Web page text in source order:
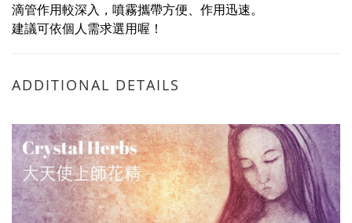
滴管作用較深入，噴霧攜帶方便、作用迅速。
建議可依個人需求選用喔！
ADDITIONAL DETAILS